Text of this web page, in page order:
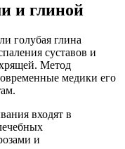
и глиной
голубая глина
суставов и
Метод
медики его
входят в
и